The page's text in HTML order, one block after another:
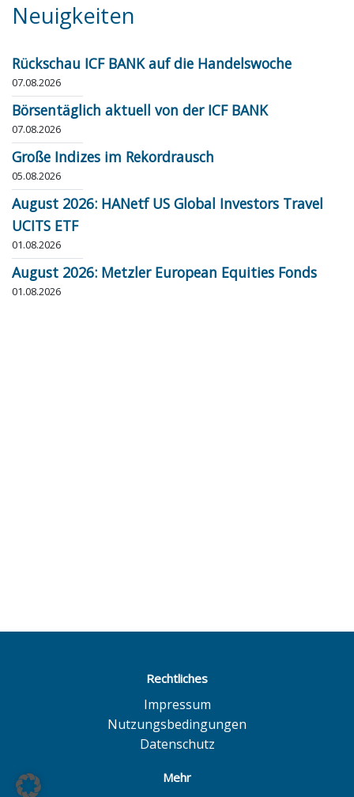
Neuigkeiten
Rückschau ICF BANK auf die Handelswoche
07.08.2026
Börsentäglich aktuell von der ICF BANK
07.08.2026
Große Indizes im Rekordrausch
05.08.2026
August 2026: HANetf US Global Investors Travel
UCITS ETF
01.08.2026
August 2026: Metzler European Equities Fonds
01.08.2026
Rechtliches
Impressum
Nutzungsbedingungen
Datenschutz
Mehr